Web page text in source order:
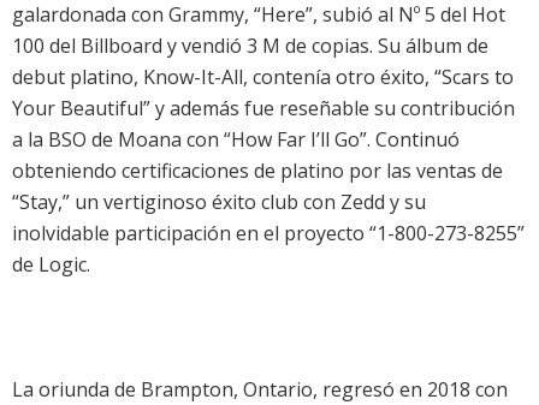
galardonada con Grammy, “Here”, subió al Nº 5 del Hot
100 del Billboard y vendió 3 M de copias. Su álbum de
debut platino, Know-It-All, contenía otro éxito, “Scars to
Your Beautiful” y además fue reseñable su contribución
a la BSO de Moana con “How Far I’ll Go”. Continuó
obteniendo certificaciones de platino por las ventas de
“Stay,” un vertiginoso éxito club con Zedd y su
inolvidable participación en el proyecto “1-800-273-8255”
de Logic.
La oriunda de Brampton, Ontario, regresó en 2018 con